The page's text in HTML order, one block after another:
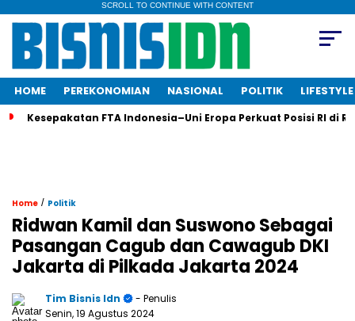
SCROLL TO CONTINUE WITH CONTENT
HOME PEREKONOMIAN NASIONAL POLITIK LIFESTYLE
Kesepakatan FTA Indonesia–Uni Eropa Perkuat Posisi RI di
Home / Politik
Ridwan Kamil dan Suswono Sebagai
Pasangan Cagub dan Cawagub DKI
Jakarta di Pilkada Jakarta 2024
Tim Bisnis Idn
- Penulis
Senin, 19 Agustus 2024